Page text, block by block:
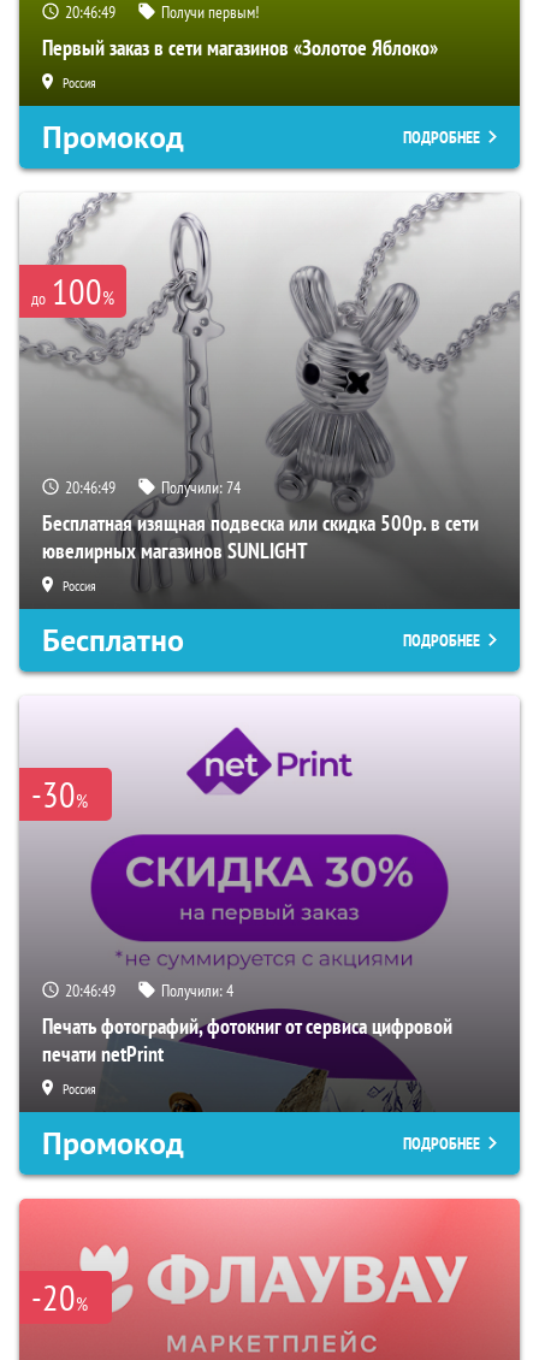
20:46:48 Получи первым!
Первый заказ в сети магазинов «Золотое Яблоко»
Россия
Промокод ПОДРОБНЕЕ
до 100%
20:46:48 Получили:74
Бесплатная изящная подвеска или скидка 500р. в сети
ювелирных магазинов SUNLIGHT
Россия
Бесплатно ПОДРОБНЕЕ
-30%
20:46:48 Получили:4
Печать фотографий, фотокниг от сервиса цифровой
печати netPrint
Россия
Промокод ПОДРОБНЕЕ
-20%